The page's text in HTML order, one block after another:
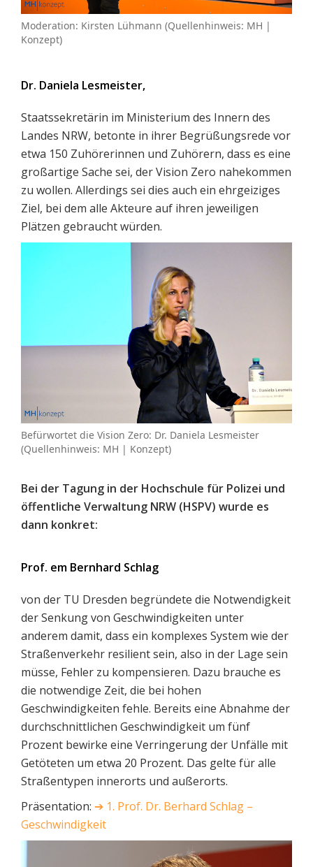
Moderation: Kirsten Lühmann (Quellenhinweis: MH |
Konzept)
Dr. Daniela Lesmeister,
Staatssekretärin im Ministerium des Innern des
Landes NRW, betonte in ihrer Begrüßungsrede vor
etwa 150 Zuhörerinnen und Zuhörern, dass es eine
großartige Sache sei, der Vision Zero nahekommen
zu wollen. Allerdings sei dies auch ein ehrgeiziges
Ziel, bei dem alle Akteure auf ihren jeweiligen
Plätzen gebraucht würden.
Befürwortet die Vision Zero: Dr. Daniela Lesmeister
(Quellenhinweis: MH | Konzept)
Bei der Tagung in der Hochschule für Polizei und
öffentliche Verwaltung NRW (HSPV) wurde es
dann konkret:
Prof. em Bernhard Schlag
von der TU Dresden begründete die Notwendigkeit
der Senkung von Geschwindigkeiten unter
anderem damit, dass ein komplexes System wie der
Straßenverkehr resilient sein, also in der Lage sein
müsse, Fehler zu kompensieren. Dazu brauche es
die notwendige Zeit, die bei hohen
Geschwindigkeiten fehle. Bereits eine Abnahme der
durchschnittlichen Geschwindigkeit um fünf
Prozent bewirke eine Verringerung der Unfälle mit
Getöteten um etwa 20 Prozent. Das gelte für alle
Straßentypen innerorts und außerorts.
Präsentation: ➔ 1. Prof. Dr. Berhard Schlag –
Geschwindigkeit